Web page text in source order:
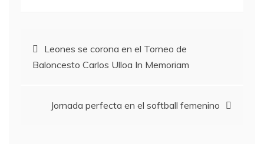
Navegación
de
entradas
Leones se corona en el Torneo de
Baloncesto Carlos Ulloa In Memoriam
Jornada perfecta en el softball femenino